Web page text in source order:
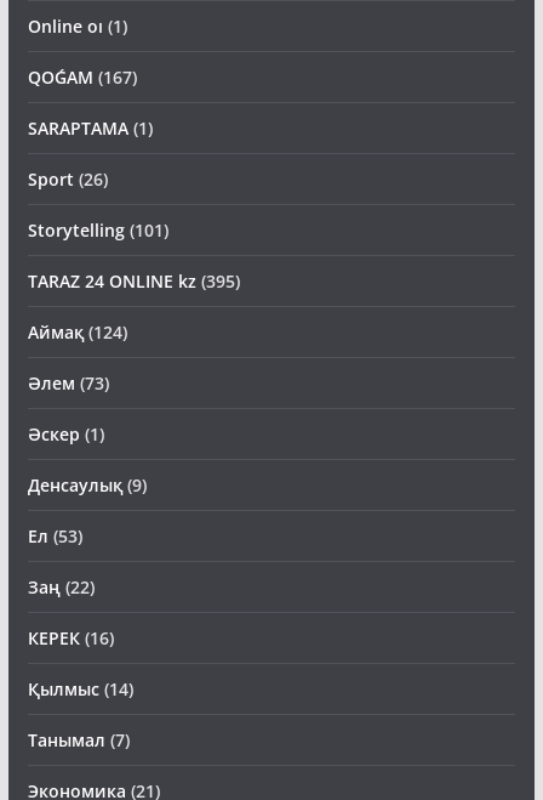
Online oı (1)
QOǴAM (167)
SARAPTAMA(1)
Sport (26)
Storytelling(101)
TARAZ 24 ONLINE kz(395)
Аймақ(124)
Әлем (73)
Әскер (1)
Денсаулық(9)
Ел (53)
Заң(22)
КЕРЕК(16)
Қылмыс(14)
Танымал (7)